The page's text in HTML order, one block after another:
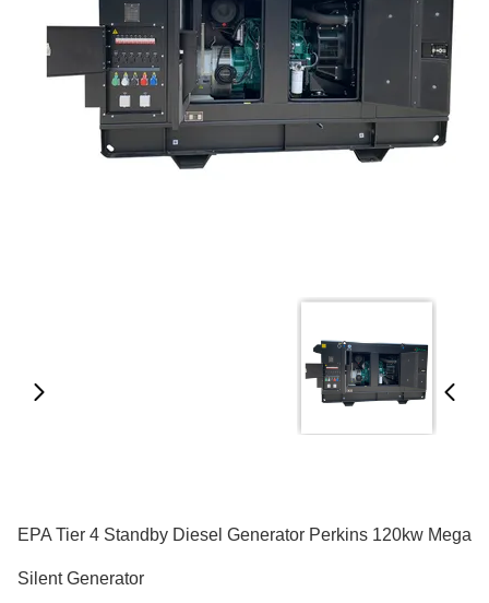
EPA Tier 4 Standby Diesel Generator Perkins 120kw Mega
Silent Generator